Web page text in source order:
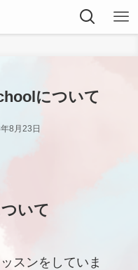
について
8月23日
いて
スンをしていま